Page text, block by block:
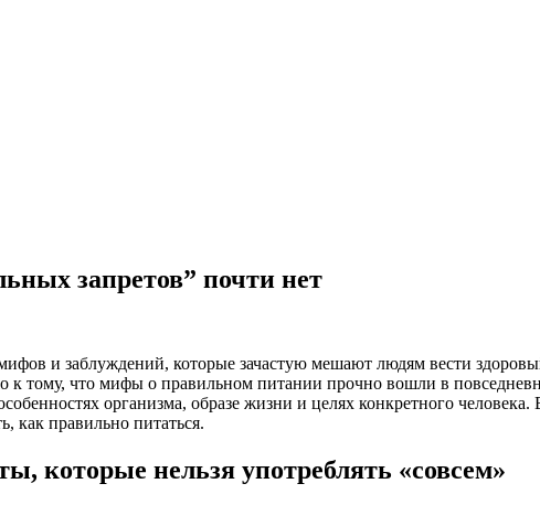
запретов” почти нет
и заблуждений, которые зачастую мешают людям вести
тому, что мифы о правильном питании прочно вошли в
организма, образе жизни и целях конкретного
как правильно питаться.
которые нельзя употреблять «совсем»